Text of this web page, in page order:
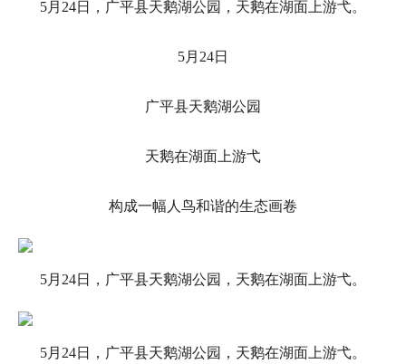
5月24日，广平县天鹅湖公园，天鹅在湖面上游弋。
5月24日
广平县天鹅湖公园
天鹅在湖面上游弋
构成一幅人鸟和谐的生态画卷
5月24日，广平县天鹅湖公园，天鹅在湖面上游弋。
5月24日，广平县天鹅湖公园，天鹅在湖面上游弋。